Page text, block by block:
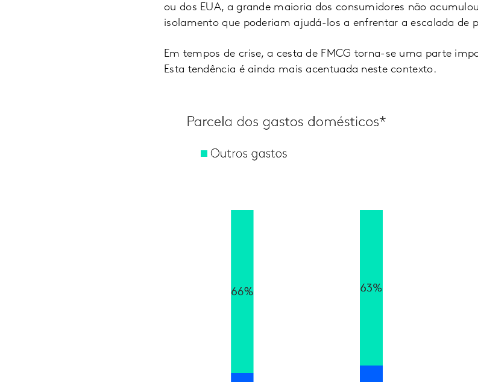
ou dos EUA, a grande maioria dos consumidores não
isolamento que poderiam ajudá-los a enfrentar a escalada de
Em tempos de crise, a cesta de FMCG torna-se uma parte
Esta tendência é ainda mais acentuada neste contexto.